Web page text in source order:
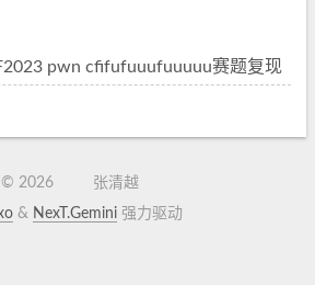
pwn cfifufuuufuuuuu赛题复现
©2026
张清越
& NexT.Gemini 强力驱动